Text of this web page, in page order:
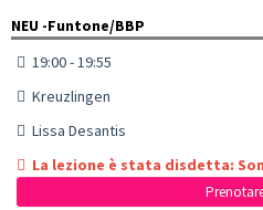
NEU -Funtone/BBP
19:00 - 19:55
Kreuzlingen
Lissa Desantis
La lezione è stata disdetta: